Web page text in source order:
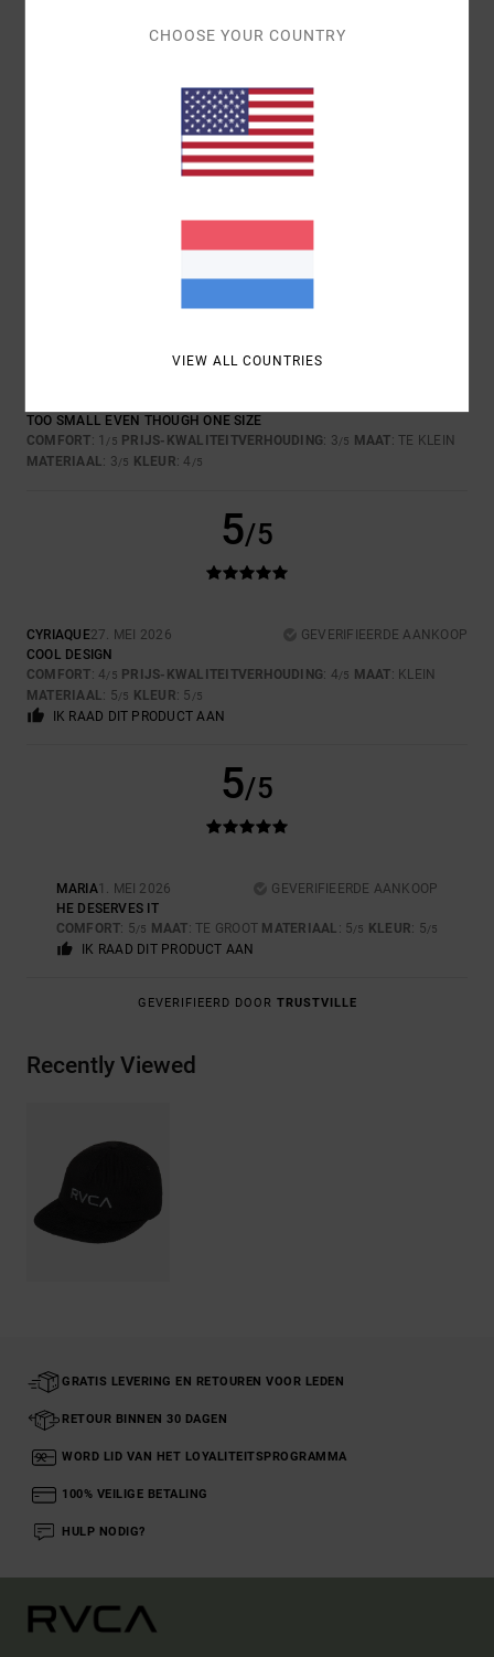
TE GROOT
KLEUR
4.7
2/5
TOO SMALL EVEN THOUGH ONE SIZE
COMFORT: 1 /5 PRIJS-KWALITEITVERHOUDING: 3/5 MAAT: TE KLEIN
MATERIAAL: 3/5 KLEUR: 4 /5
5/5
CYRIAQUE27. MEI 2026
GEVERIFIEERDE AANKOOP
COOL DESIGN
COMFORT: 4/5 PRIJS-KWALITEITVERHOUDING: 4/5 MAAT: KLEIN
MATERIAAL: 5/5 KLEUR: 5 /5
IK RAAD DIT PRODUCT AAN
5/5
MARIA1. MEI 2026
GEVERIFIEERDE AANKOOP
HE DESERVES IT
COMFORT: 5/5 MAAT: TE GROOT MATERIAAL : 5/5 KLEUR: 5/5
IK RAAD DIT PRODUCT AAN
GEVERIFIEERD DOOR TRUSTVILLE
Recently Viewed
GRATIS LEVERING EN RETOUREN VOOR LEDEN
RETOUR BINNEN 30 DAGEN
WORD LID VAN HET LOYALITEITSPROGRAMMA
100% VEILIGE BETALING
HULP NODIG?
CHOOSE YOUR COUNTRY
VIEW ALL COUNTRIES